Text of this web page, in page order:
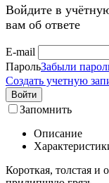
Войдите в
вам об ответе
E-mail
ПарольЗабыли
Создать учетную
Войти
Запомнить
Описание
Короткая, толстая и